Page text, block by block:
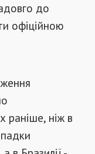
до
офіційною
раніше, ніж в